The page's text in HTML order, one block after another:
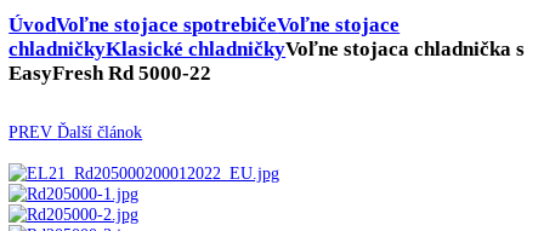
Truhlicové -45 °C
Ultra nízka teplota -86 °C
Skladovanie výbušných látok
Kávy
Uncategorized